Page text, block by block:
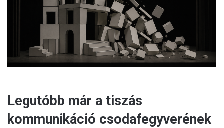
i
Legutóbb már a tiszás
kommunikáció csodafegyverének